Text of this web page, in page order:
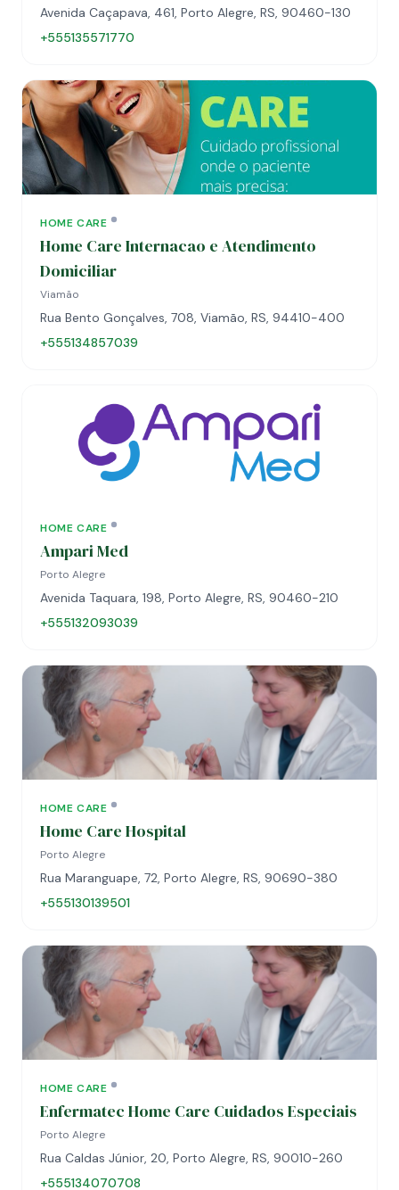
Avenida Caçapava, 461, Porto Alegre, RS, 90460-130
+555135571770
HOME CARE
Home Care Internacao e Atendimento
Domiciliar
Viamão
Rua Bento Gonçalves, 708, Viamão, RS, 94410-400
+555134857039
HOME CARE
Ampari Med
Porto Alegre
Avenida Taquara, 198, Porto Alegre, RS, 90460-210
+555132093039
HOME CARE
Home Care Hospital
Porto Alegre
Rua Maranguape, 72, Porto Alegre, RS, 90690-380
+555130139501
HOME CARE
Enfermatec Home Care Cuidados Especiais
Porto Alegre
Rua Caldas Júnior, 20, Porto Alegre, RS, 90010-260
+555134070708